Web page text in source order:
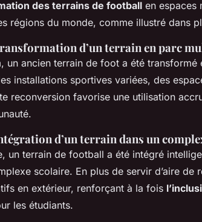
des terrains de football en espaces
régions du monde, comme illustré dans
d’un terrain en parc
un ancien terrain de foot a été
installations sportives variées, des
reconversion favorise une utilisation
d’un terrain dans un
un terrain de football a été intégré
scolaire. En plus de servir d’aire de
en extérieur, renforçant à la fois
les étudiants.